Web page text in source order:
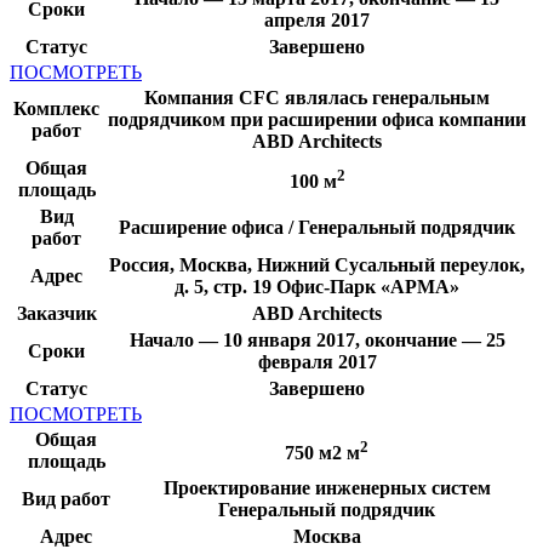
Сроки
апреля 2017
Статус
Завершено
ПОСМОТРЕТЬ
Комплекс
работ
Компания CFC являлась генеральным
подрядчиком при расширении офиса компании
ABD Architects
Общая
площадь
100 м2
Вид
работ
Расширение офиса / Генеральный подрядчик
Адрес
Россия, Москва, Нижний Сусальный переулок,
д. 5, стр. 19 Офис-Парк «АРМА»
Заказчик
ABD Architects
Сроки
Начало — 10 января 2017, окончание — 25
февраля 2017
Статус
Завершено
ПОСМОТРЕТЬ
Общая
площадь
750 м2 м2
Вид работ
Проектирование инженерных систем
Генеральный подрядчик
Адрес
Москва